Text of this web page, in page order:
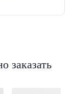
заказать